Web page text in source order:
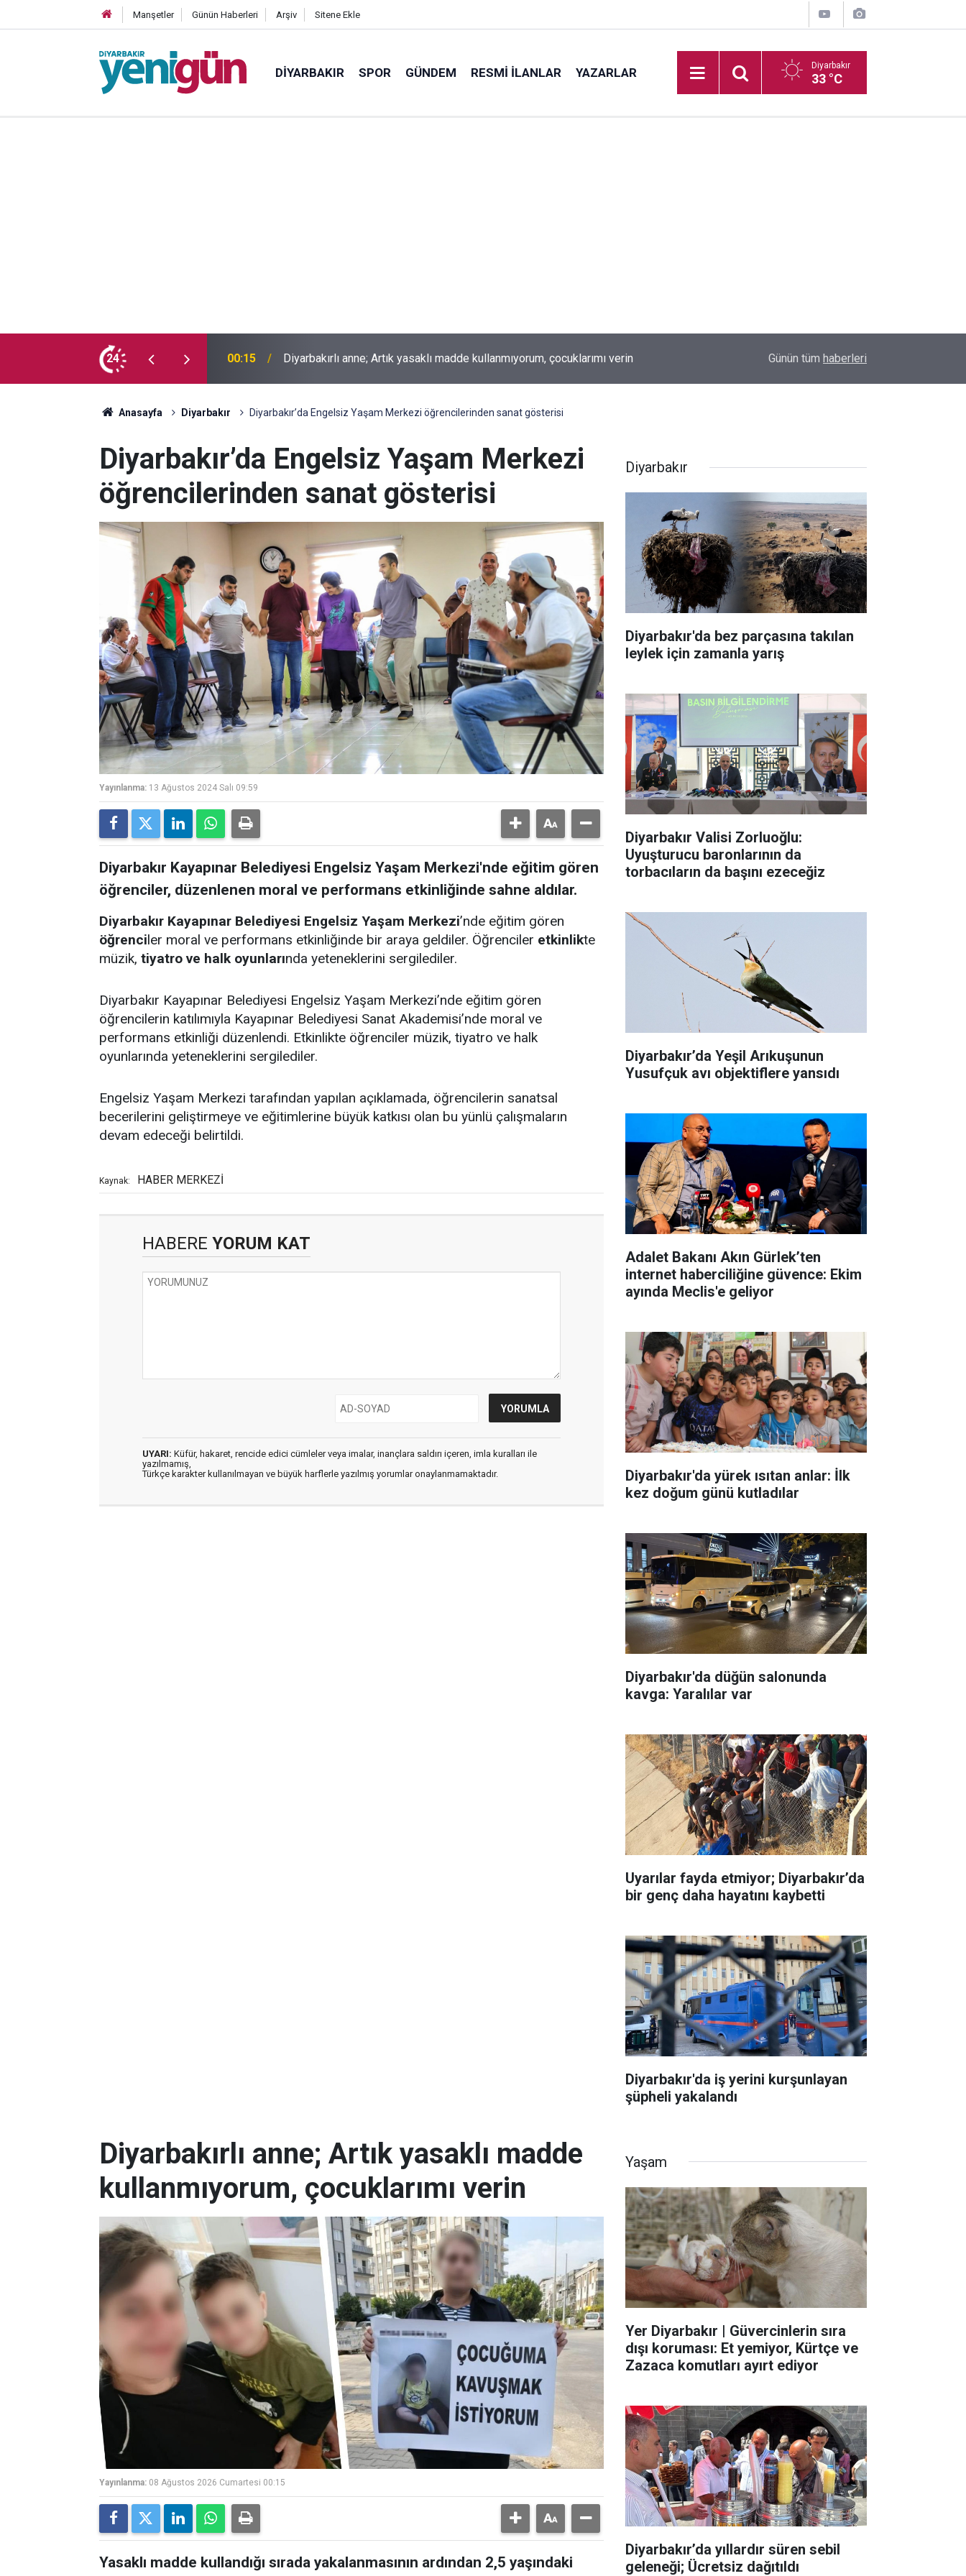
Manşetler Günün Haberleri Arşiv Sitene Ekle
DIYARBAKIR SPOR GÜNDEM RESMI İLANLAR YAZARLAR Diyarbakır
33 °C
24
kullanmıyorum, çocuklarımı verin 00:05 Mesut Çokur yazdı; Gelecek Yolda mı Kaldı? Barış Ünal yazdı; Silahlar susarsa gelecek
Günün tüm haberleri
Anasayfa Diyarbakır Diyarbakır’da Engelsiz Yaşam Merkezi öğrencilerinden sanat gösterisi
Diyarbakır’da Engelsiz Yaşam Merkezi
öğrencilerinden sanat gösterisi
Yayınlanma: 13 Ağustos 2024 Salı 09:59
Diyarbakır Kayapınar Belediyesi Engelsiz Yaşam Merkezi'nde eğitim gören
öğrenciler, düzenlenen moral ve performans etkinliğinde sahne aldılar.
Diyarbakır Kayapınar Belediyesi Engelsiz Yaşam Merkezi’nde eğitim gören
öğrenciler moral ve performans etkinliğinde bir araya geldiler. Öğrenciler etkinlikte
müzik, tiyatro ve halk oyunlarında yeteneklerini sergilediler.
Diyarbakır Kayapınar Belediyesi Engelsiz Yaşam Merkezi’nde eğitim gören
öğrencilerin katılımıyla Kayapınar Belediyesi Sanat Akademisi’nde moral ve
performans etkinliği düzenlendi. Etkinlikte öğrenciler müzik, tiyatro ve halk
oyunlarında yeteneklerini sergilediler.
Engelsiz Yaşam Merkezi tarafından yapılan açıklamada, öğrencilerin sanatsal
becerilerini geliştirmeye ve eğitimlerine büyük katkısı olan bu yünlü çalışmaların
devam edeceği belirtildi.
Kaynak: HABER MERKEZİ
HABERE YORUM KAT
UYARI: Küfür, hakaret, rencide edici cümleler veya imalar, inançlara saldırı içeren, imla kuralları ile
yazılmamış,
Türkçe karakter kullanılmayan ve büyük harflerle yazılmış yorumlar onaylanmamaktadır.
Diyarbakır
Diyarbakır'da bez parçasına takılan
leylek için zamanla yarış
Diyarbakır Valisi Zorluoğlu:
Uyuşturucu baronlarının da
torbacıların da başını ezeceğiz
Diyarbakır’da Yeşil Arıkuşunun
Yusufçuk avı objektiflere yansıdı
Adalet Bakanı Akın Gürlek’ten
internet haberciliğine güvence: Ekim
ayında Meclis'e geliyor
Diyarbakır'da yürek ısıtan anlar: İlk
kez doğum günü kutladılar
Diyarbakır'da düğün salonunda
kavga: Yaralılar var
Uyarılar fayda etmiyor; Diyarbakır’da
bir genç daha hayatını kaybetti
Diyarbakır'da iş yerini kurşunlayan
şüpheli yakalandı
Diyarbakırlı anne; Artık yasaklı madde
kullanmıyorum, çocuklarımı verin
Yayınlanma: 08 Ağustos 2026 Cumartesi 00:15
Yasaklı madde kullandığı sırada yakalanmasının ardından 2,5 yaşındaki
Yaşam
Yer Diyarbakır | Güvercinlerin sıra
dışı koruması: Et yemiyor, Kürtçe ve
Zazaca komutları ayırt ediyor
Diyarbakır’da yıllardır süren sebil
geleneği; Ücretsiz dağıtıldı